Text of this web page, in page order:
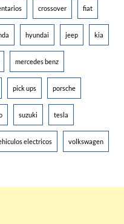
crossover fiat
hyundai jeep kia
mercedes benz
pick ups porsche
suzuki tesla
electricos volkswagen